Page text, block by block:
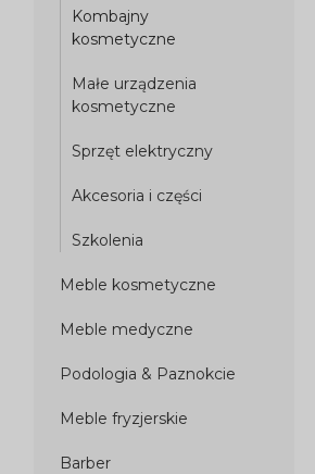
Kombajny
kosmetyczne
Małe urządzenia
kosmetyczne
Sprzęt elektryczny
Akcesoria i części
Szkolenia
Meble kosmetyczne
Meble medyczne
Podologia & Paznokcie
Meble fryzjerskie
Barber